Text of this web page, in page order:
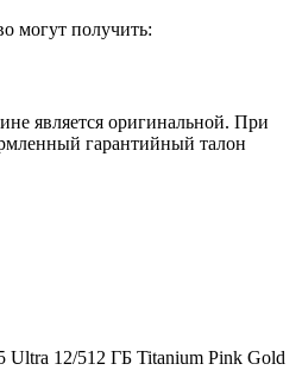
могут получить:
является оригинальной. При
гарантийный талон
Ultra 12/512 ГБ Titanium Pink Gold